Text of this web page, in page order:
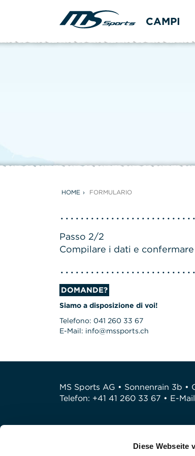
Diese Webseite
CAMPI
HOME FORMULARIO
Passo 2/2
Compilare i dati e
DOMANDE?
Siamo a disposizione di voi!
Telefono: 041 260 33 67
E-Mail: info@mssports.ch
MS Sports AG • Sonnenrain 3b •
Telefon: +41 41 260 33 67 • E-